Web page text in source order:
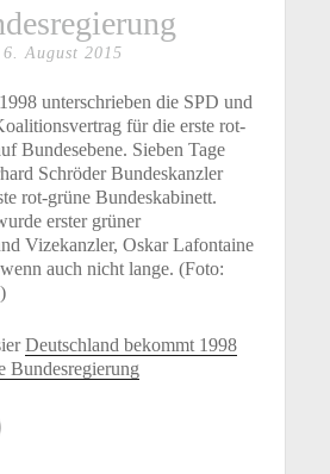
6. August 2015
unterschrieben die SPD und
für die erste rot-
Bundesebene. Sieben Tage
Schröder Bundeskanzler
rot-grüne Bundeskabinett.
erster grüner
Vizekanzler, Oskar Lafontaine
auch nicht lange. (Foto:
Deutschland bekommt 1998
Bundesregierung